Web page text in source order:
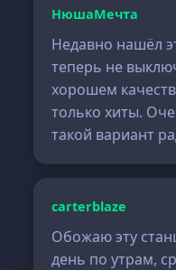
НюшаМечта
Недавно нашёл
теперь не
хорошем
только хиты.
такой вариант
carterblaze
Обожаю эту
день по утрам,